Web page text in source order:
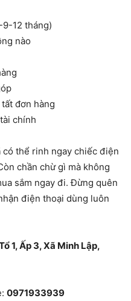
9-12 tháng)
nào
đơn hàng
chính
thể rinh ngay chiếc điện
chần chừ gì mà không
sắm ngay đi. Đừng quên
điện thoại dùng luôn
1, Ấp 3, Xã Minh Lập,
0971933939